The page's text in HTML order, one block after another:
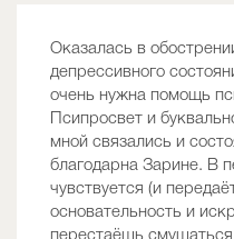
Оказалась в
депрессивного
очень нужна помощь
Псипросвет и
мной связались и
благодарна Зарине. В
чувствуется (и
основательность и
перестаёшь смущаться